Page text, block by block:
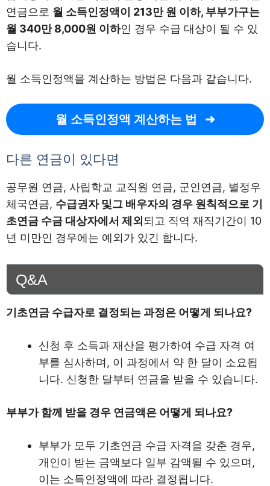
연금으로 월 소득인정액이 213만 원 이하, 부부가구는
월 340만 8,000원 이하인 경우 수급 대상이 될 수 있
습니다.
월 소득인정액을 계산하는 방법은 다음과 같습니다.
월 소득인정액 계산하는 법
다른 연금이 있다면
공무원 연금, 사립학교 교직원 연금, 군인연금, 별정우
체국연금, 수급권자 및그 배우자의 경우 원칙적으로 기
초연금 수금 대상자에서 제외되고 직역 재직기간이 10
년 미만인 경우에는 예외가 있긴 합니다.
Q&A
기초연금 수급자로 결정되는 과정은 어떻게 되나요?
신청 후 소득과 재산을 평가하여 수급 자격 여
부를 심사하며, 이 과정에서 약 한 달이 소요됩
니다. 신청한 달부터 연금을 받을 수 있습니다.
부부가 함께 받을 경우 연금액은 어떻게 되나요?
부부가 모두 기초연금 수급 자격을 갖춘 경우,
개인이 받는 금액보다 일부 감액될 수 있으며,
이는 소득인정액에 따라 결정됩니다.